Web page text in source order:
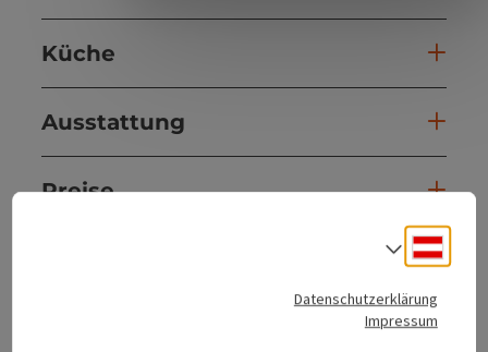
Küche
Ausstattung
Preise
Datenschutzerklärung
Impressum